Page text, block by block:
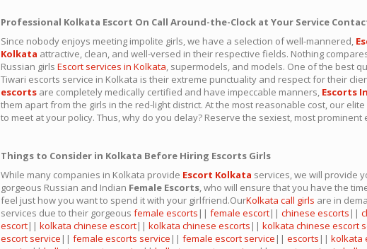
Professional Kolkata Escort On Call Around-the-Clock at Your Service
Since nobody enjoys meeting impolite girls, we have a selection of well-mannered,
Kolkata attractive, clean, and well-versed in their respective fields. Nothing
Russian girls Escort services in Kolkata, supermodels, and models. One of the best
Tiwari escorts service in Kolkata is their extreme punctuality and respect for their
escorts are completely medically certified and have impeccable manners, Escorts
them apart from the girls in the red-light district. At the most reasonable cost, our
to meet at your policy. Thus, why do you delay? Reserve the sexiest, most prominent
Things to Consider in Kolkata Before Hiring Escorts Girls
While many companies in Kolkata provide Escort Kolkata services, we will provide
gorgeous Russian and Indian Female Escorts, who will ensure that you have the
feel just how you want to spend it with your girlfriend.OurKolkata call girls are in
services due to their gorgeous female escorts || female escort|| chinese escorts ||
escort|| kolkata chinese escort|| kolkata chinese escorts || kolkata chinese escort
escort service || female escorts service || female escort service || escorts || kolkata